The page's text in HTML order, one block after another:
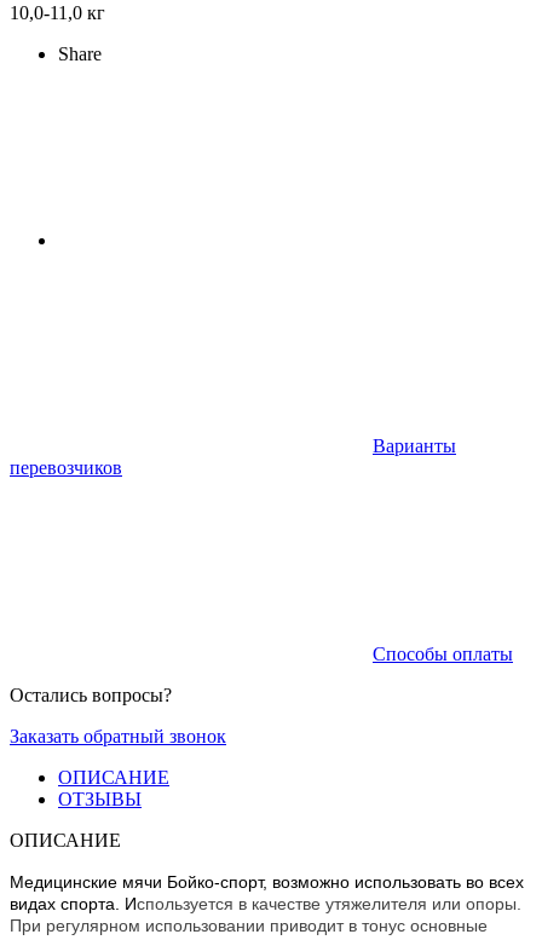
10,0-11,0 кг
Share
Варианты
перевозчиков
Способы оплаты
Остались вопросы?
Заказать обратный звонок
ОПИСАНИЕ
ОТЗЫВЫ
ОПИСАНИЕ
Медицинские мячи Бойко-спорт, возможно использовать во всех
видах спорта. Используется в качестве утяжелителя или опоры.
При регулярном использовании приводит в тонус основные